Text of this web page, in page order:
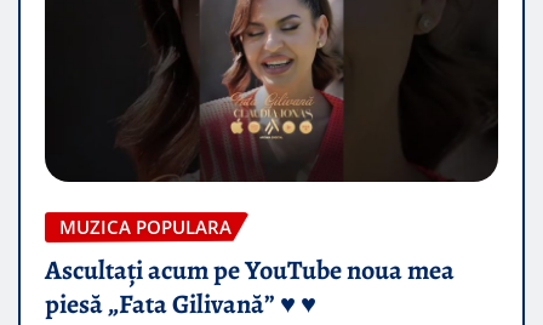
MUZICA POPULARA
Ascultați acum pe YouTube noua mea
piesă „Fata Gilivană” ♥️ ♥️